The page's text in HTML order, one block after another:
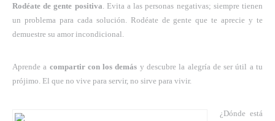
Rodéate de gente positiva . Evita a las personas negativas; siempre tienen
un problema para cada solución. Rodéate de gente que te aprecie y te
demuestre su amor incondicional.
Aprende a compartir con los demás y descubre la alegría de ser útil a tu
prójimo. El que no vive para servir, no sirve para vivir.
¿Dónde está